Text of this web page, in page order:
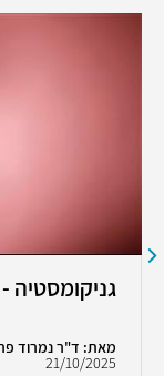
גניקומסטיה
מאת: ד"ר נמרוד
21/10/2025